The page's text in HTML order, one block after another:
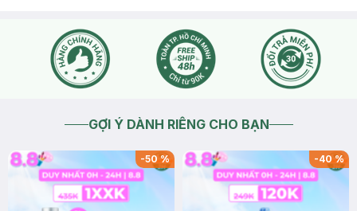
GỢI Ý DÀNH RIÊNG CHO BẠN
-50% -40%